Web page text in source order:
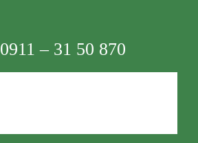
0911 – 31 50 870